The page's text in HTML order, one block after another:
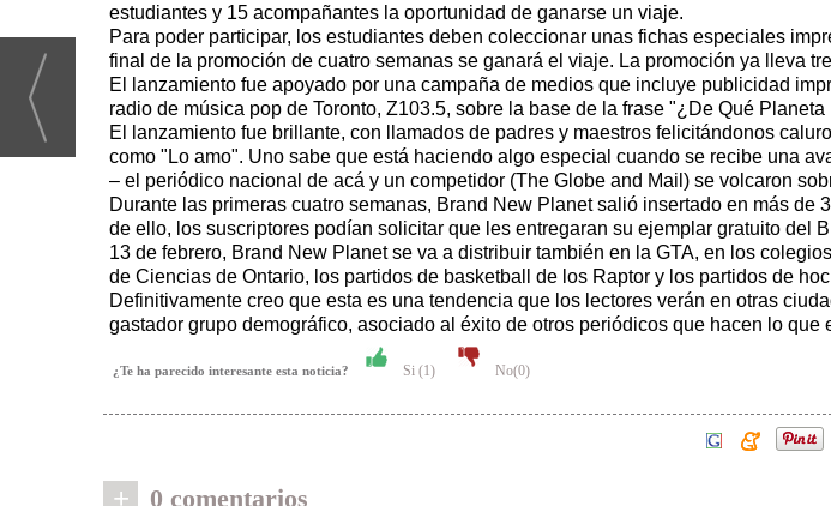
estudiantes y 15 acompañantes la oportunidad de ganarse un viaje.
Para poder participar, los estudiantes deben coleccionar unas fichas especiales
final de la promoción de cuatro semanas se ganará el viaje. La promoción ya lleva
El lanzamiento fue apoyado por una campaña de medios que incluye publicidad
radio de música pop de Toronto, Z103.5, sobre la base de la frase "¿De Qué Planeta
El lanzamiento fue brillante, con llamados de padres y maestros felicitándonos
como "Lo amo". Uno sabe que está haciendo algo especial cuando se recibe una
– el periódico nacional de acá y un competidor (The Globe and Mail) se volcaron
Durante las primeras cuatro semanas, Brand New Planet salió insertado en más
de ello, los suscriptores podían solicitar que les entregaran su ejemplar gratuito del
13 de febrero, Brand New Planet se va a distribuir también en la GTA, en los
de Ciencias de Ontario, los partidos de basketball de los Raptor y los partidos de
Definitivamente creo que esta es una tendencia que los lectores verán en otras
gastador grupo demográfico, asociado al éxito de otros periódicos que hacen lo
¿Te ha parecido interesante esta noticia? Si (1) No(0)
+ 0 comentarios